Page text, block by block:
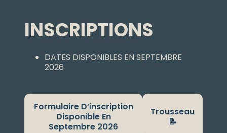
INSCRIPTIONS
DATES DISPONIBLES EN SEPTEMBRE
2026
Formulaire D’inscription
Disponible En
Septembre 2026
Trousseau
📝